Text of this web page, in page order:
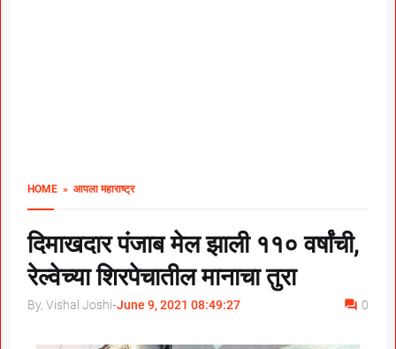
HOME » आपला महाराष्ट्र
दिमाखदार पंजाब मेल झाली ११० वर्षांची,
रेल्वेच्या शिरपेचातील मानाचा तुरा
By, Vishal Joshi-June 9, 2021 08:49:27 0